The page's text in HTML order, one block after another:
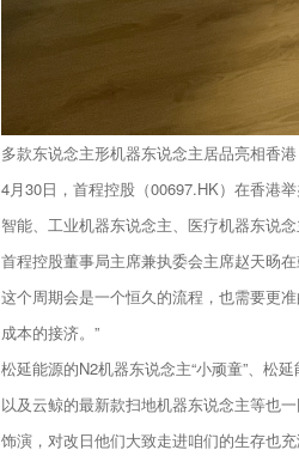
多款东说念主形机器东说念主居品亮相香
4月30日，首程控股（00697.HK）在香港
智能、工业机器东说念主、医疗机器东说
首程控股董事局主席兼执委会主席赵天旸
这个周期会是一个恒久的流程，也需要更
成本的接济。”
松延能源的N2机器东说念主“小顽童”、松
以及云鲸的最新款扫地机器东说念主等也
饰演，对改日他们大致走进咱们的生存也